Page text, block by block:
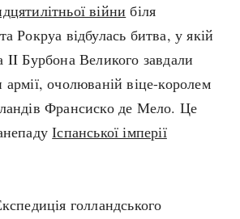
війни біля
Рокруа відбулась битва, у якій
II Бурбона Великого завдали
очолюваній віце-королем
Франсиско де Мело. Це
Іспанської імперії
голландського